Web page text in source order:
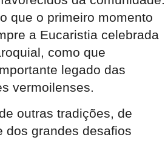
que o primeiro momento
a Eucaristia celebrada
, como que
legado das
vermoilenses.
outras tradições, de
dos grandes desafios